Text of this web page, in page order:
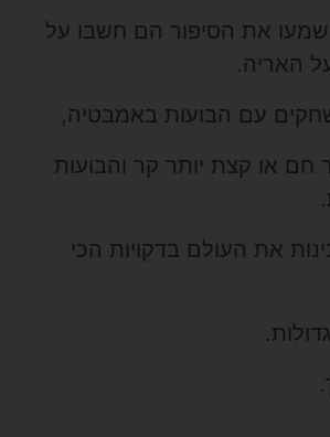
את הסיפור הם חשבו על
עם הבועות באמבטיה,
קצת יותר קר והבועות
את העולם בדקויות הכי